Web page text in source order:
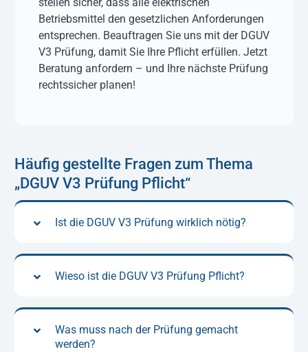
Betriebsmittel den gesetzlichen Anforderungen
entsprechen. Beauftragen Sie uns mit der DGUV
V3 Prüfung, damit Sie Ihre Pflicht erfüllen. Jetzt
Beratung anfordern – und Ihre nächste Prüfung
rechtssicher planen!
Häufig gestellte Fragen zum Thema
„DGUV V3 Prüfung Pflicht“
Ist die DGUV V3 Prüfung wirklich nötig?
Wieso ist die DGUV V3 Prüfung Pflicht?
Was muss nach der Prüfung gemacht
werden?